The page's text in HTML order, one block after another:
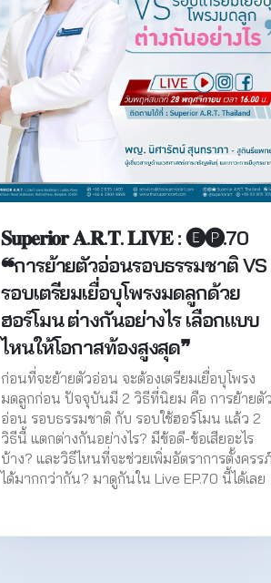
𝐒𝐮𝐩𝐞𝐫𝐢𝐨𝐫 𝐀.𝐑.𝐓. 𝐋𝐈𝐕𝐄 : 🅔🅟.70
❝การย้ายตัวอ่อนรอบธรรมชาติ VS
รอบเตรียมเยื่อบุโพรงมดลูกด้วย
ฮอร์โมน ต่างกันอย่างไร เลือกแบบ
ไหนให้โอกาสท้องสูงสุด❞
ก่อนที่จะย้ายตัวอ่อน จะต้องเตรียมเยื่อบุโพรง
มดลูกก่อน ปัจจุบันมี 2 วิธีที่นิยม คือ การย้ายตัว
อ่อน รอบธรรมชาติ กับ รอบใช้ฮอร์โมน แล้ว 2
วิธีนี้ แตกต่างกันอย่างไร? มีข้อดี-ข้อเสียอะไร
บ้าง? และวิธีไหนที่จะช่วยเพิ่มอัตราการตั้งครรภ์
ได้มากกว่ากัน? มาดูกันใน Live EP.70 นี้ได้เลย